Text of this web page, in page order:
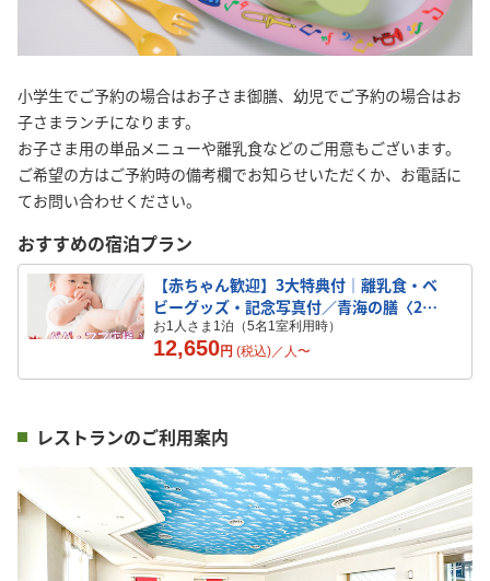
小学生でご予約の場合はお子さま御膳、幼児でご予約の場合はお
子さまランチになります。
お子さま用の単品メニューや離乳食などのご用意もございます。
ご希望の方はご予約時の備考欄でお知らせいただくか、お電話に
てお問い合わせください。
おすすめの宿泊プラン
【赤ちゃん歓迎】3大特典付｜離乳食・ベ
ビーグッズ・記念写真付／青海の膳〈2食
付〉
お1人さま1泊（5名1室利用時）
12,650円 (税込)／ 人〜
レストランのご利用案内